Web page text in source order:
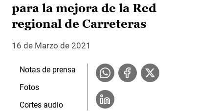
para la mejora de la Red
regional de Carreteras
16 de Marzo de 2021
Notas de prensa
Fotos
Cortes audio